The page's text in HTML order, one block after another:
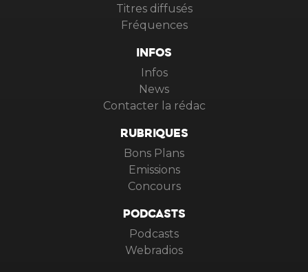
Titres diffusés
Fréquences
INFOS
Infos
News
Contacter la rédac
RUBRIQUES
Bons Plans
Emissions
Concours
PODCASTS
Podcasts
Webradios